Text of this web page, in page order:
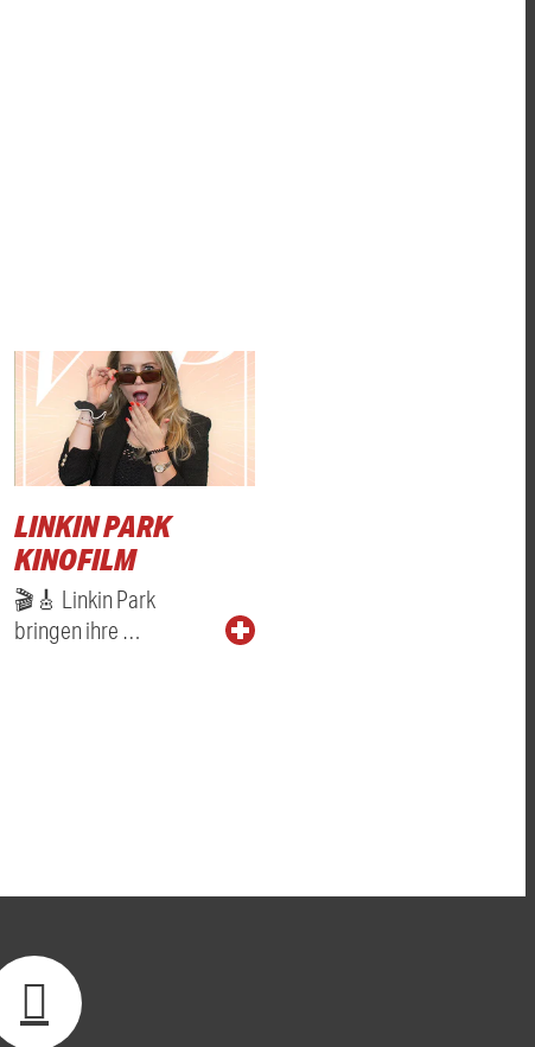
LINKIN PARK
KINOFILM
🎬🎸 Linkin Park
bringen ihre …